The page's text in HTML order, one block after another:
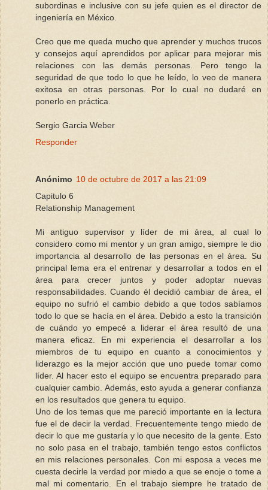
subordinas e inclusive con su jefe quien es el director de
ingeniería en México.
Creo que me queda mucho que aprender y muchos trucos
y consejos aquí aprendidos por aplicar para mejorar mis
relaciones con las demás personas. Pero tengo la
seguridad de que todo lo que he leído, lo veo de manera
exitosa en otras personas. Por lo cual no dudaré en
ponerlo en práctica.
Sergio Garcia Weber
Responder
Anónimo 10 de octubre de 2017 a las 21:09
Capitulo 6
Relationship Management
Mi antiguo supervisor y líder de mi área, al cual lo
considero como mi mentor y un gran amigo, siempre le dio
importancia al desarrollo de las personas en el área. Su
principal lema era el entrenar y desarrollar a todos en el
área para crecer juntos y poder adoptar nuevas
responsabilidades. Cuando él decidió cambiar de área, el
equipo no sufrió el cambio debido a que todos sabíamos
todo lo que se hacía en el área. Debido a esto la transición
de cuándo yo empecé a liderar el área resultó de una
manera eficaz. En mi experiencia el desarrollar a los
miembros de tu equipo en cuanto a conocimientos y
liderazgo es la mejor acción que uno puede tomar como
líder. Al hacer esto el equipo se encuentra preparado para
cualquier cambio. Además, esto ayuda a generar confianza
en los resultados que genera tu equipo.
Uno de los temas que me pareció importante en la lectura
fue el de decir la verdad. Frecuentemente tengo miedo de
decir lo que me gustaría y lo que necesito de la gente. Esto
no solo pasa en el trabajo, también tengo estos conflictos
en mis relaciones personales. Con mi esposa a veces me
cuesta decirle la verdad por miedo a que se enoje o tome a
mal mi comentario. En el trabajo siempre he tratado de